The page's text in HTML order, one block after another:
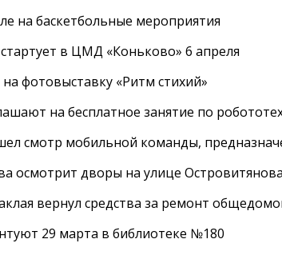
на баскетбольные мероприятия
в ЦМД «Коньково» 6 апреля
фотовыставку «Ритм стихий»
на бесплатное занятие по
смотр мобильной команды,
осмотрит дворы на улице Островитянова
вернул средства за ремонт
29 марта в библиотеке №180